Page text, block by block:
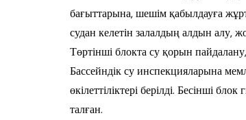
бағыттарына, шешім қабылдауға
судан келетін залалдың алдын алу,
Төртінші блокта су қорын
Бассейндік су инс­пекцияларына
өкілеттіліктері берілді. Бе­сінші
талған.